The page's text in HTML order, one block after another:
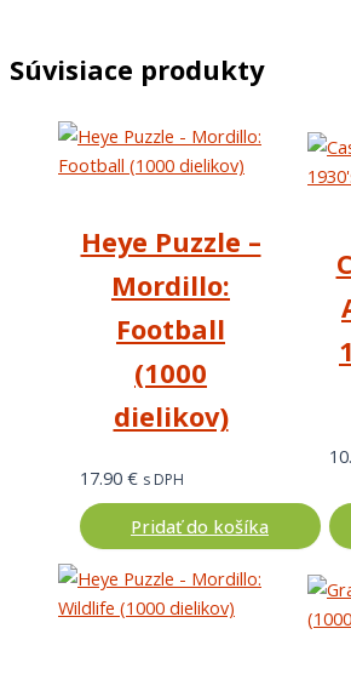
Súvisiace produkty
Heye Puzzle –
Mordillo:
Football
(1000
dielikov)
17.90 € s DPH
Pridať do košíka